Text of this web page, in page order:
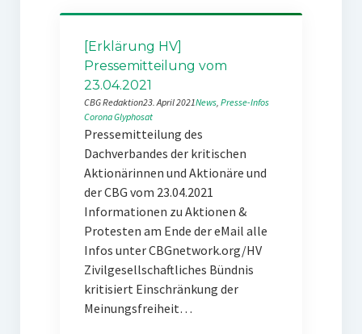
[Erklärung HV]
Pressemitteilung vom
23.04.2021
CBG Redaktion23. April 2021News, Presse-Infos
CoronaGlyphosat
Pressemitteilung des
Dachverbandes der kritischen
Aktionärinnen und Aktionäre und
der CBG vom 23.04.2021
Informationen zu Aktionen &
Protesten am Ende der eMail alle
Infos unter CBGnetwork.org/HV
Zivilgesellschaftliches Bündnis
kritisiert Einschränkung der
Meinungsfreiheit…